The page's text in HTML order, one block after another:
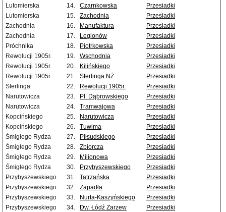
Lutomierska
14. Czarnkowska
Przesiadki
Lutomierska
15. Zachodnia
Przesiadki
Zachodnia
16. Manufaktura
Przesiadki
Zachodnia
17. Legionów
Przesiadki
Próchnika
18. Piotrkowska
Przesiadki
Rewolucji 1905r.
19. Wschodnia
Przesiadki
Rewolucji 1905r.
20. Kilińskiego
Przesiadki
Rewolucji 1905r.
21. Sterlinga NŻ
Przesiadki
Sterlinga
22. Rewolucji 1905r.
Przesiadki
Narutowicza
23. Pl. Dąbrowskiego
Przesiadki
Narutowicza
24. Tramwajowa
Przesiadki
Kopcińskiego
25. Narutowicza
Przesiadki
Kopcińskiego
26. Tuwima
Przesiadki
Śmigłego Rydza
27. Piłsudskiego
Przesiadki
Śmigłego Rydza
28. Zbiorcza
Przesiadki
Śmigłego Rydza
29. Milionowa
Przesiadki
Śmigłego Rydza
30. Przybyszewskiego
Przesiadki
Przybyszewskiego
31. Tatrzańska
Przesiadki
Przybyszewskiego
32. Zapadła
Przesiadki
Przybyszewskiego
33. Nurta-Kaszyńskiego
Przesiadki
Przybyszewskiego
34. Dw. Łódź Zarzew
Przesiadki